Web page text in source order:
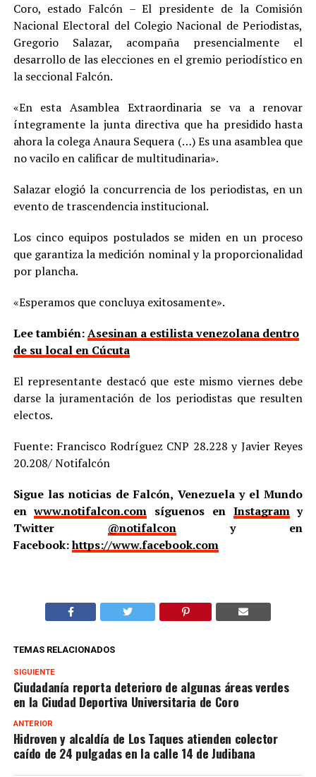
Coro, estado Falcón – El presidente de la Comisión
Nacional Electoral del Colegio Nacional de Periodistas,
Gregorio Salazar, acompaña presencialmente el
desarrollo de las elecciones en el gremio periodístico en
la seccional Falcón.
«En esta Asamblea Extraordinaria se va a renovar
íntegramente la junta directiva que ha presidido hasta
ahora la colega Anaura Sequera (…) Es una asamblea que
no vacilo en calificar de multitudinaria».
Salazar elogió la concurrencia de los periodistas, en un
evento de trascendencia institucional.
Los cinco equipos postulados se miden en un proceso
que garantiza la medición nominal y la proporcionalidad
por plancha.
«Esperamos que concluya exitosamente».
Lee también:Asesinan a estilista venezolana dentro
de su local en Cúcuta
El representante destacó que este mismo viernes debe
darse la juramentación de los periodistas que resulten
electos.
Fuente: Francisco Rodríguez CNP 28.228 y Javier Reyes
20.208/ Notifalcón
Sigue las noticias de Falcón, Venezuela y el Mundo
enwww.notifalcon.com síguenos en Instagramy
Twitter @notifalcony en
Facebook:https://www.facebook.com
TEMAS RELACIONADOS
SIGUIENTE
Ciudadanía reporta deterioro de algunas áreas verdes
en la Ciudad Deportiva Universitaria de Coro
ANTERIOR
Hidroven y alcaldía de Los Taques atienden colector
caído de 24 pulgadas en la calle 14 de Judibana